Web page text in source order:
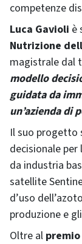
competenze
Luca Gavioli è
Nutrizione
magistrale dal
modello
guidata da
un’azienda di
Il suo progetto
decisionale
da industria
satellite
d’uso
produzione e
Oltre al